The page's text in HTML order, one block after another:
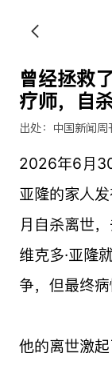
曾经拯救
疗师，自
出处：中国新闻周
2026年6月
亚隆的家人
月自杀离世
维克多·亚隆
争，但最终
他的离世激